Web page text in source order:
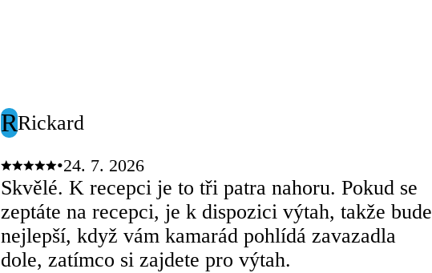
RRickard
•24. 7. 2026
Skvělé. K recepci je to tři patra nahoru. Pokud se
zeptáte na recepci, je k dispozici výtah, takže bude
nejlepší, když vám kamarád pohlídá zavazadla
dole, zatímco si zajdete pro výtah.